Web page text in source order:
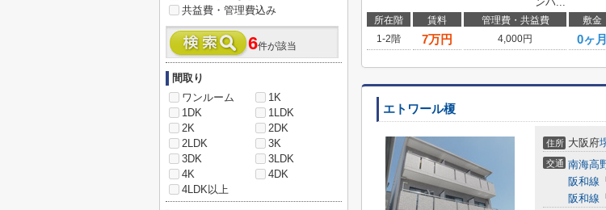
所在階 賃料 管理費・共益費 敷金
1-2階
7万円 4,000円 0ヶ月
エトワール榎
住所 大阪府
交通 南海高
阪和線 「
阪和線 「
共益費・管理費込み
6件が該当
間取り
ワンルーム
1K
1DK
1LDK
2K
2DK
2LDK
3K
3DK
3LDK
4K
4DK
4LDK以上